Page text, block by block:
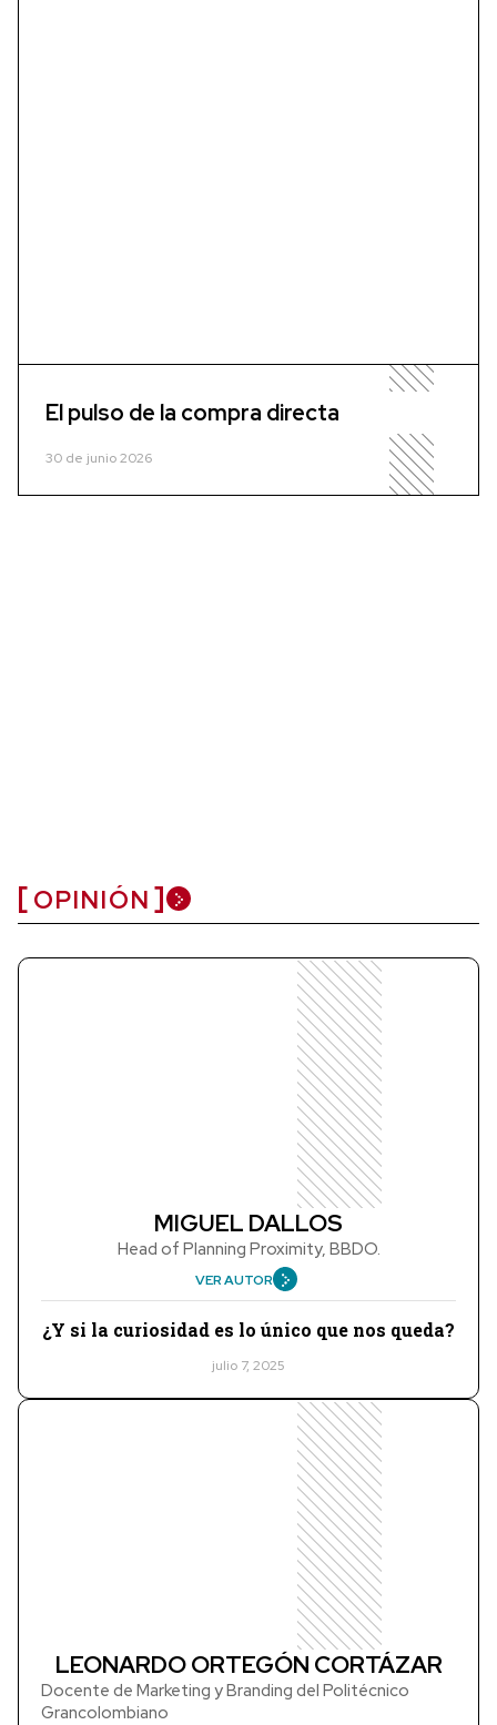
El pulso de la compra directa
30 de junio 2026
OPINIÓN
MIGUEL DALLOS
Head of Planning Proximity, BBDO.
VER AUTOR
¿Y si la curiosidad es lo único que nos queda?
julio 7, 2025
LEONARDO ORTEGÓN CORTÁZAR
Docente de Marketing y Branding del Politécnico
Grancolombiano